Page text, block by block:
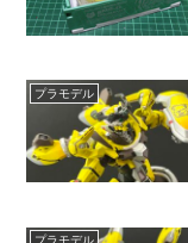
プラモデル